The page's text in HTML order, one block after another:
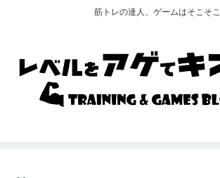
筋トレの達人、ゲームはそこそこ